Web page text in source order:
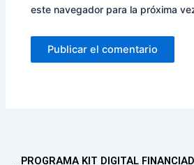
este navegador para la próxima
PROGRAMA KIT DIGITAL